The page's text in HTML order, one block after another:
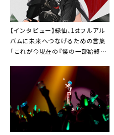
【インタビュー】緑仙、1stフルアル
バムに未来へつなげるための言葉
「これが今現在の『僕の一部始終』